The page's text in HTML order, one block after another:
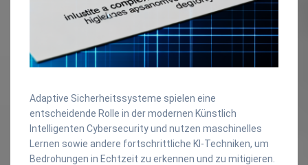
Adaptive Sicherheitssysteme spielen eine
entscheidende Rolle in der modernen Künstlich
Intelligenten Cybersecurity und nutzen maschinelles
Lernen sowie andere fortschrittliche KI-Techniken, um
Bedrohungen in Echtzeit zu erkennen und zu mitigieren.